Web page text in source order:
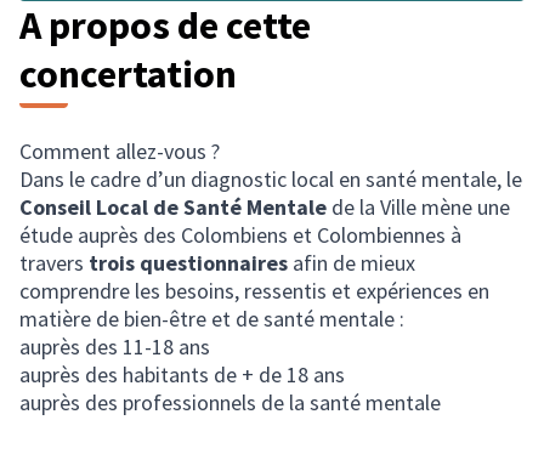
A propos de cette
concertation
Comment allez-vous ?
Dans le cadre d’un diagnostic local en santé mentale, le
Conseil Local de Santé Mentale de la Ville mène une
étude auprès des Colombiens et Colombiennes à
travers trois questionnaires afin de mieux
comprendre les besoins, ressentis et expériences en
matière de bien-être et de santé mentale :
auprès des 11-18 ans
auprès des habitants de + de 18 ans
auprès des professionnels de la santé mentale